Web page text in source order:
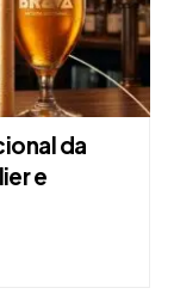
da
e